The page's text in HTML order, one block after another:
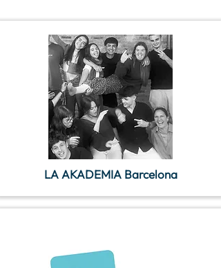
LA AKADEMIA Barcelona